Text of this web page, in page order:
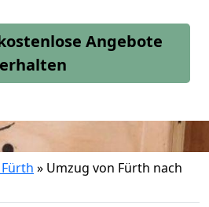
Angebote
erhalten
» Umzug von Fürth nach